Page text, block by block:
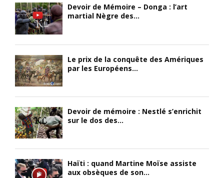
Devoir de Mémoire – Donga : l’art
martial Nègre des...
Le prix de la conquête des Amériques
par les Européens...
Devoir de mémoire : Nestlé s’enrichit
sur le dos des...
Haïti : quand Martine Moïse assiste
aux obsèques de son...